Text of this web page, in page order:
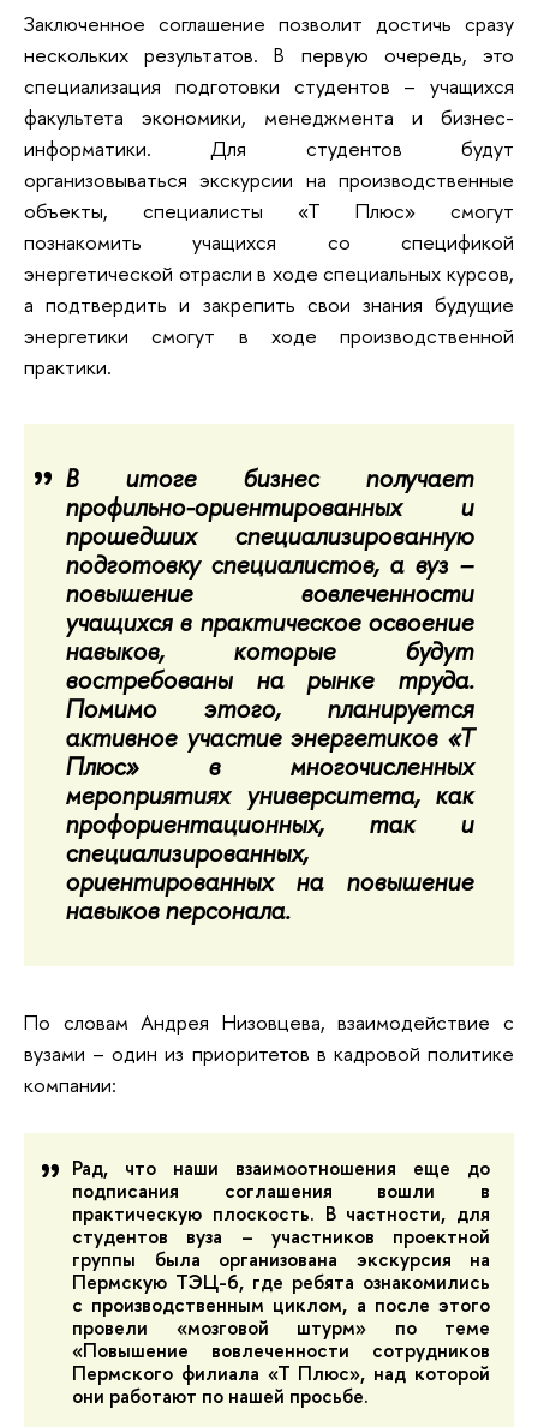
Заключенное соглашение позволит достичь сразу
нескольких результатов. В первую очередь, это
специализация подготовки студентов – учащихся
факультета экономики, менеджмента и бизнес-
информатики. Для студентов будут
организовываться экскурсии на производственные
объекты, специалисты «Т Плюс» смогут
познакомить учащихся со спецификой
энергетической отрасли в ходе специальных курсов,
а подтвердить и закрепить свои знания будущие
энергетики смогут в ходе производственной
практики.
В итоге бизнес получает
профильно-ориентированных и
прошедших специализированную
подготовку специалистов, а вуз –
повышение вовлеченности
учащихся в практическое освоение
навыков, которые будут
востребованы на рынке труда.
Помимо этого, планируется
активное участие энергетиков «Т
Плюс» в многочисленных
мероприятиях университета, как
профориентационных, так и
специализированных,
ориентированных на повышение
навыков персонала.
По словам Андрея Низовцева, взаимодействие с
вузами – один из приоритетов в кадровой политике
компании:
Рад, что наши взаимоотношения еще до
подписания соглашения вошли в
практическую плоскость. В частности, для
студентов вуза – участников проектной
группы была организована экскурсия на
Пермскую ТЭЦ-6, где ребята ознакомились
с производственным циклом, а после этого
провели «мозговой штурм» по теме
«Повышение вовлеченности сотрудников
Пермского филиала «Т Плюс», над которой
они работают по нашей просьбе.